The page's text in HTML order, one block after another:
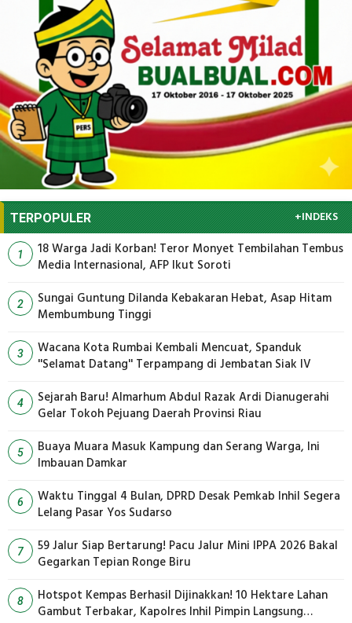
TERPOPULER +INDEKS
1
18 Warga Jadi Korban! Teror Monyet Tembilahan Tembus
Media Internasional, AFP Ikut Soroti
2
Sungai Guntung Dilanda Kebakaran Hebat, Asap Hitam
Membumbung Tinggi
3
Wacana Kota Rumbai Kembali Mencuat, Spanduk
''Selamat Datang'' Terpampang di Jembatan Siak IV
4
Sejarah Baru! Almarhum Abdul Razak Ardi Dianugerahi
Gelar Tokoh Pejuang Daerah Provinsi Riau
5
Buaya Muara Masuk Kampung dan Serang Warga, Ini
Imbauan Damkar
6
Waktu Tinggal 4 Bulan, DPRD Desak Pemkab Inhil Segera
Lelang Pasar Yos Sudarso
7
59 Jalur Siap Bertarung! Pacu Jalur Mini IPPA 2026 Bakal
Gegarkan Tepian Ronge Biru
8
Hotspot Kempas Berhasil Dijinakkan! 10 Hektare Lahan
Gambut Terbakar, Kapolres Inhil Pimpin Langsung